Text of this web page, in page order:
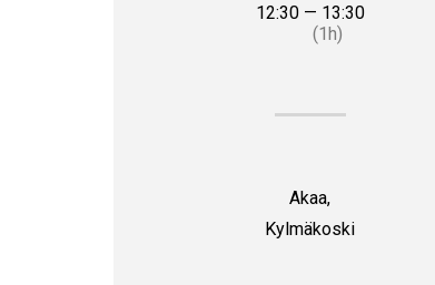
12:30 — 13:30
(1h)
Akaa,
Kylmäkoski